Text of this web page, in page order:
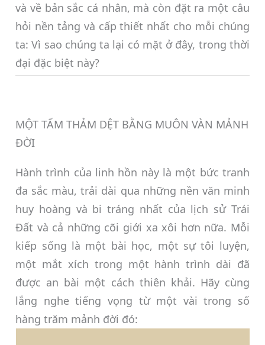
và về bản sắc cá nhân, mà còn đặt ra một câu
hỏi nền tảng và cấp thiết nhất cho mỗi chúng
ta: Vì sao chúng ta lại có mặt ở đây, trong thời
đại đặc biệt này?
MỘT TẤM THẢM DỆT BẰNG MUÔN VÀN MẢNH
ĐỜI
Hành trình của linh hồn này là một bức tranh
đa sắc màu, trải dài qua những nền văn minh
huy hoàng và bi tráng nhất của lịch sử Trái
Đất và cả những cõi giới xa xôi hơn nữa. Mỗi
kiếp sống là một bài học, một sự tôi luyện,
một mắt xích trong một hành trình dài đã
được an bài một cách thiên khải. Hãy cùng
lắng nghe tiếng vọng từ một vài trong số
hàng trăm mảnh đời đó: